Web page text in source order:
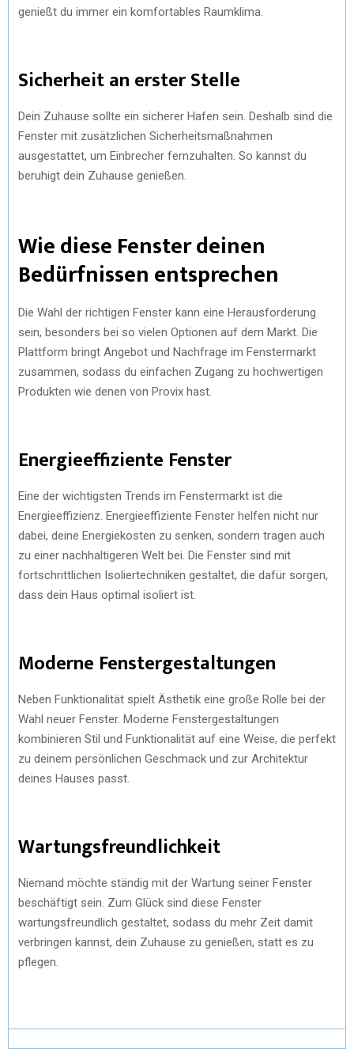
genießt du immer ein komfortables Raumklima.
Sicherheit an erster Stelle
Dein Zuhause sollte ein sicherer Hafen sein. Deshalb sind die
Fenster mit zusätzlichen Sicherheitsmaßnahmen
ausgestattet, um Einbrecher fernzuhalten. So kannst du
beruhigt dein Zuhause genießen.
Wie diese Fenster deinen
Bedürfnissen entsprechen
Die Wahl der richtigen Fenster kann eine Herausforderung
sein, besonders bei so vielen Optionen auf dem Markt. Die
Plattform bringt Angebot und Nachfrage im Fenstermarkt
zusammen, sodass du einfachen Zugang zu hochwertigen
Produkten wie denen von Provix hast.
Energieeffiziente Fenster
Eine der wichtigsten Trends im Fenstermarkt ist die
Energieeffizienz. Energieeffiziente Fenster helfen nicht nur
dabei, deine Energiekosten zu senken, sondern tragen auch
zu einer nachhaltigeren Welt bei. Die Fenster sind mit
fortschrittlichen Isoliertechniken gestaltet, die dafür sorgen,
dass dein Haus optimal isoliert ist.
Moderne Fenstergestaltungen
Neben Funktionalität spielt Ästhetik eine große Rolle bei der
Wahl neuer Fenster. Moderne Fenstergestaltungen
kombinieren Stil und Funktionalität auf eine Weise, die perfekt
zu deinem persönlichen Geschmack und zur Architektur
deines Hauses passt.
Wartungsfreundlichkeit
Niemand möchte ständig mit der Wartung seiner Fenster
beschäftigt sein. Zum Glück sind diese Fenster
wartungsfreundlich gestaltet, sodass du mehr Zeit damit
verbringen kannst, dein Zuhause zu genießen, statt es zu
pflegen.